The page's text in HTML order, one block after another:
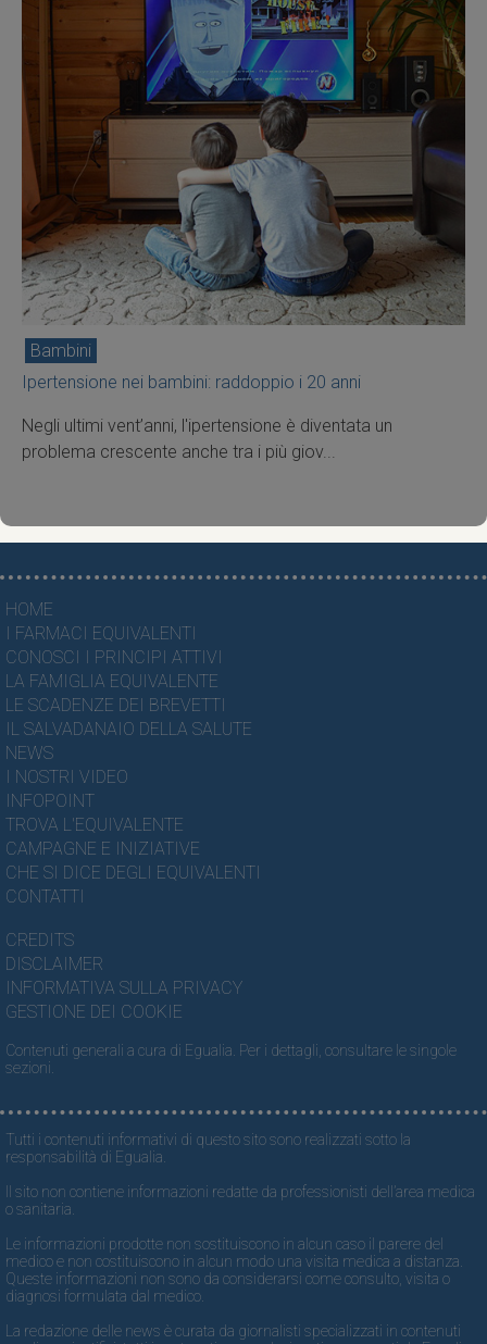
Bambini
Ipertensione nei bambini: raddoppio i 20 anni
Negli ultimi vent’anni, l'ipertensione è diventata un
problema crescente anche tra i più giov...
HOME
I FARMACI EQUIVALENTI
CONOSCI I PRINCIPI ATTIVI
LA FAMIGLIA EQUIVALENTE
LE SCADENZE DEI BREVETTI
IL SALVADANAIO DELLA SALUTE
NEWS
I NOSTRI VIDEO
INFOPOINT
TROVA L'EQUIVALENTE
CAMPAGNE E INIZIATIVE
CHE SI DICE DEGLI EQUIVALENTI
CONTATTI
CREDITS
DISCLAIMER
INFORMATIVA SULLA PRIVACY
GESTIONE DEI COOKIE
Contenuti generali a cura di Egualia. Per i dettagli, consultare le singole
sezioni.
Tutti i contenuti informativi di questo sito sono realizzati sotto la
responsabilità di Egualia.
Il sito non contiene informazioni redatte da professionisti dell’area medica
o sanitaria.
Le informazioni prodotte non sostituiscono in alcun caso il parere del
medico e non costituiscono in alcun modo una visita medica a distanza.
Queste informazioni non sono da considerarsi come consulto, visita o
diagnosi formulata dal medico.
La redazione delle news è curata da giornalisti specializzati in contenuti